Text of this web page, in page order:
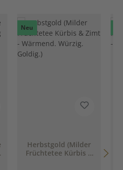
Neu
Herbstgold (Milder
Früchtetee Kürbis &